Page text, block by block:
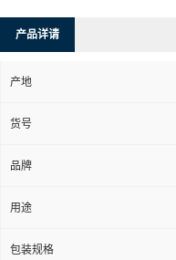
产品详请
产地
货号
品牌
用途
包装规格